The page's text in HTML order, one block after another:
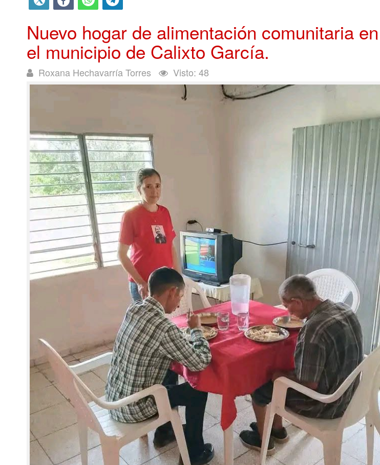
Nuevo hogar de alimentación comunitaria en
el municipio de Calixto García.
Roxana Hechavarría Torres Visto: 48